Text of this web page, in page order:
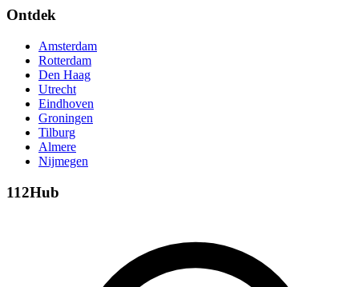
Ontdek
Amsterdam
Rotterdam
Den Haag
Utrecht
Eindhoven
Groningen
Tilburg
Almere
Nijmegen
112Hub